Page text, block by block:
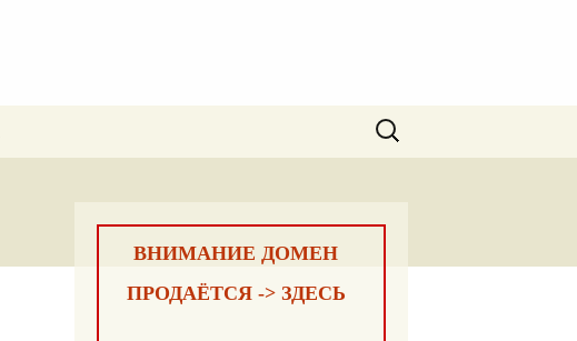
Найти:
ВНИМАНИЕ ДОМЕН
ПРОДАЁТСЯ -> ЗДЕСЬ